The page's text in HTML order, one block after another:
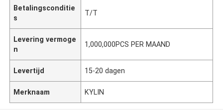
Betalingsconditie
s
T/T
Levering vermoge
n
1,000,000PCS PER MAAND
Levertijd 15-20 dagen
Merknaam KYLIN